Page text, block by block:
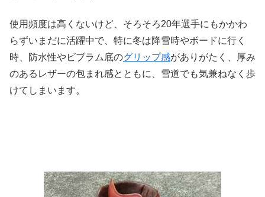
使用頻度は高くないけど、そろそろ20年選手にもかかわ
らずいまだに活躍中で、特に冬は降雪時やボードに行く
時、防水性やビブラム底のグリップ感がありがたく、厚み
のあるレザーの包まれ感とともに、雪道でも気兼ねなく歩
けてしまいます。